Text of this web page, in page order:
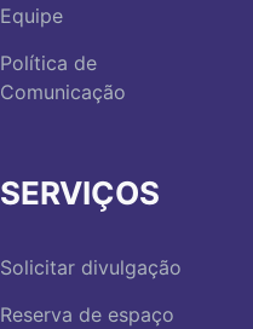
Equipe
Política de
Comunicação
SERVIÇOS
Solicitar divulgação
Reserva de espaço